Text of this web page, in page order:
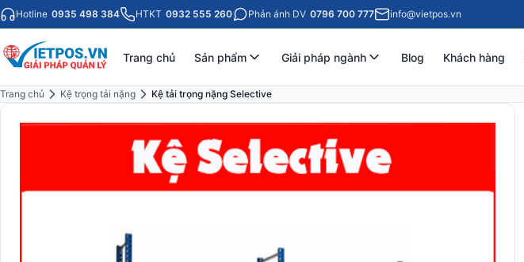
Hotline 0935 498 384 HTKT 0932 555 260 Phản ánh DV 0796 700 777 info@vietpos.vn
Trang chủ Sản phẩm Giải pháp ngành Blog Khách hàng
Trang chủ Kệ trọng tải nặng
Kệ tải trọng nặng Selective